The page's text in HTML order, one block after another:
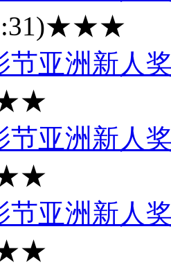
★★★
节亚洲新人
节亚洲新人
节亚洲新人